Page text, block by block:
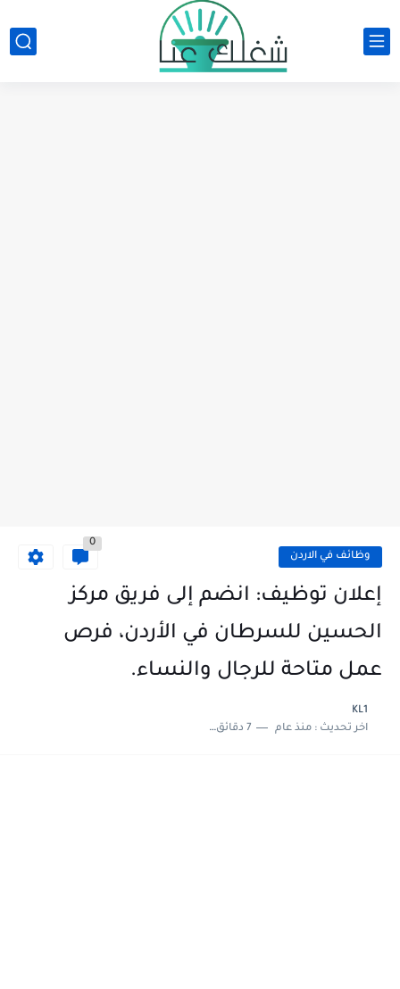
وظائف في الاردن
0
إعلان توظيف: انضم إلى فريق مركز
الحسين للسرطان في الأردن، فرص
عمل متاحة للرجال والنساء.
KL1
اخر تحديث :منذ عام 7 دقائق للقراءة